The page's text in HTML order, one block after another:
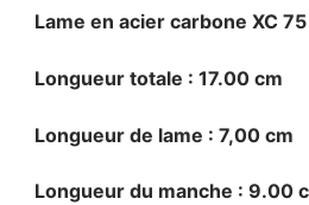
Lame en acier carbone XC
Longueur totale : 17.00 cm
Longueur de lame : 7,00 cm
Longueur du manche : 9.00